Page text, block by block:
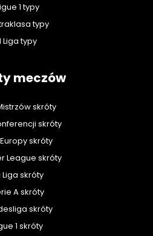
1 typy
typy
Liga typy
meczów
skróty
skróty
skróty
League skróty
Liga skróty
A skróty
skróty
1 skróty